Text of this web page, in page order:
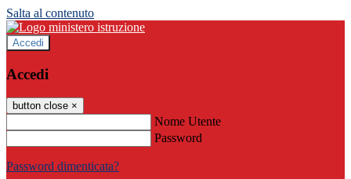
Salta al contenuto
Accedi
Accedi
button close ×
Nome Utente
Password
Password dimenticata?